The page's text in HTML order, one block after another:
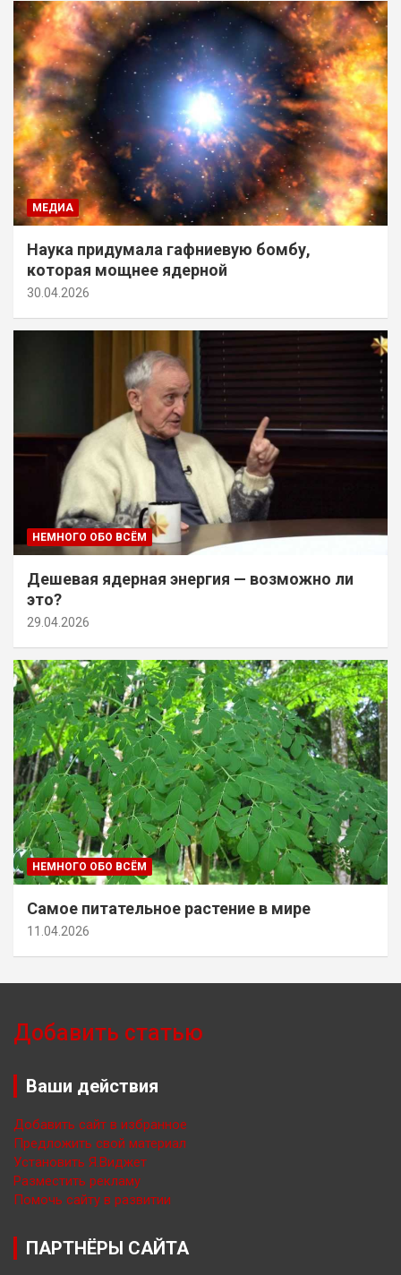
МЕДИА
Наука придумала гафниевую бомбу,
которая мощнее ядерной
30.04.2026
НЕМНОГО ОБО ВСЁМ
Дешевая ядерная энергия — возможно ли
это?
29.04.2026
НЕМНОГО ОБО ВСЁМ
Самое питательное растение в мире
11.04.2026
Добавить статью
Ваши действия
Добавить сайт в избранное
Предложить свой материал
Установить Я.Виджет
Разместить рекламу
Помочь сайту в развитии
ПАРТНЁРЫ САЙТА